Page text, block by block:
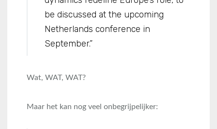
be discussed at the upcoming
Netherlands conference in
September.”
Wat, WAT, WAT?
Maar het kan nog veel onbegrijpelijker: